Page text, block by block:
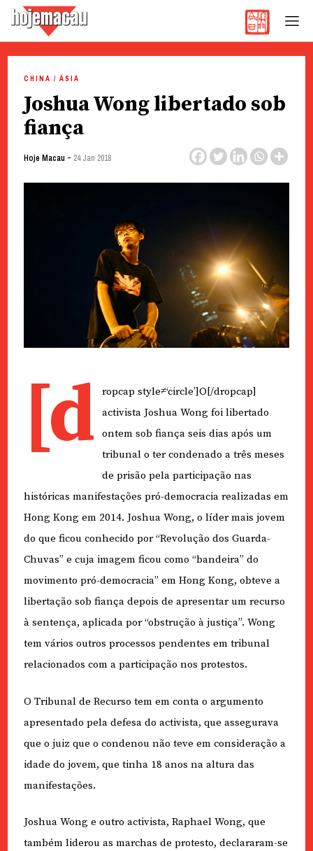
content
CHINA / ÁSIA
Joshua Wong libertado sob
fiança
Hoje Macau - 24 Jan 2018
[d
ropcap style≠‘circle’]O[/dropcap]
activista Joshua Wong foi libertado
ontem sob fiança seis dias após um
tribunal o ter condenado a três meses
de prisão pela participação nas
históricas manifestações pró-democracia realizadas em
Hong Kong em 2014. Joshua Wong, o líder mais jovem
do que ficou conhecido por “Revolução dos Guarda-
Chuvas” e cuja imagem ficou como “bandeira” do
movimento pró-democracia” em Hong Kong, obteve a
libertação sob fiança depois de apresentar um recurso
à sentença, aplicada por “obstrução à justiça”. Wong
tem vários outros processos pendentes em tribunal
relacionados com a participação nos protestos.
O Tribunal de Recurso tem em conta o argumento
apresentado pela defesa do activista, que assegurava
que o juiz que o condenou não teve em consideração a
idade do jovem, que tinha 18 anos na altura das
manifestações.
Joshua Wong e outro activista, Raphael Wong, que
também liderou as marchas de protesto, declararam-se